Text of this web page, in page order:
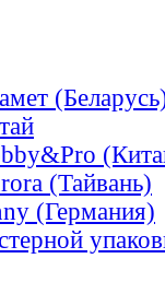
(Тайвань)
(Германия)